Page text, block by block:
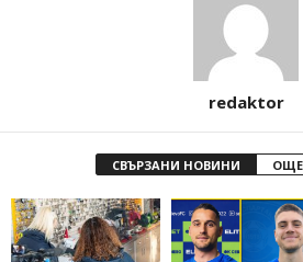
redaktor
СВЪРЗАНИ НОВИНИ ОЩЕ